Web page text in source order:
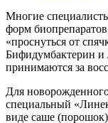
Многие
форм
«проснуться от
Бифидумбактерин
принимаются за
Для
специальный
виде саше